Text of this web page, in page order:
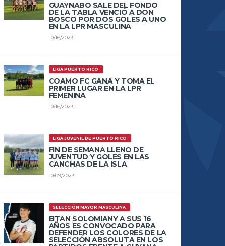
GUAYNABO SALE DEL FONDO
DE LA TABLA VENCIÓ A DON
BOSCO POR DOS GOLES A UNO
EN LA LPR MASCULINA
10/16/2023
LIGA PUERTO RICO
COAMO FC GANA Y TOMA EL
PRIMER LUGAR EN LA LPR
FEMENINA
10/16/2023
LIGA JUVENIL DE PUERTO RICO
FIN DE SEMANA LLENO DE
JUVENTUD Y GOLES EN LAS
CANCHAS DE LA ISLA
10/09/2023
SELECCIÓN MAYOR MASCULINA
EITAN SOLOMIANY A SUS 16
AÑOS ES CONVOCADO PARA
DEFENDER LOS COLORES DE LA
SELECCIÓN ABSOLUTA EN LOS